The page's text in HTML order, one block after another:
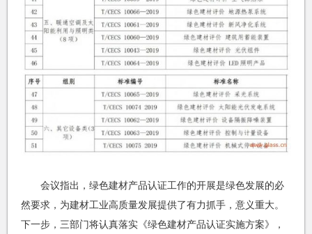
会议指出，绿色建材产品认证工作的开展是绿色发展的必
然要求，为建材工业高质量发展提供了有力抓手，意义重大。
下一步，三部门将认真落实《绿色建材产品认证实施方案》，